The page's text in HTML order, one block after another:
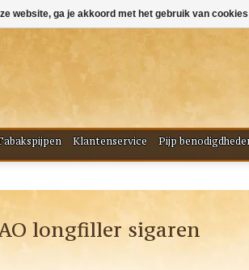
Klantenservice Pijp
longfiller sigaren
website, ga je akkoord met het gebruik van